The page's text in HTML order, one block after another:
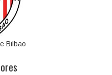
Bilbao